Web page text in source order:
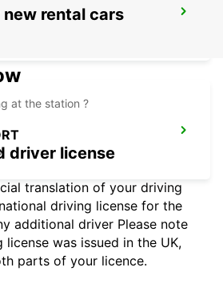
new rental cars
at the station ?
driver license
translation of your driving
driving license for the
additional driver Please note
was issued in the UK,
parts of your licence.